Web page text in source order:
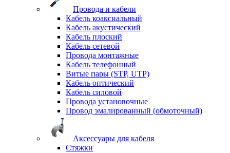
Провода и кабели
Кабель коаксиальный
Кабель акустический
Кабель плоский
Кабель сетевой
Провода монтажные
Кабель телефонный
Витые пары (STP, UTP)
Кабель оптический
Кабель силовой
Провода установочные
Провод эмалированный (обмоточный)
Аксессуары для кабеля
Стяжки